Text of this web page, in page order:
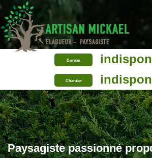
Bureau
Chantier
Paysagiste passionné